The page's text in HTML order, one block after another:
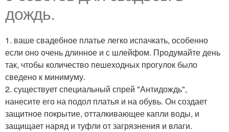
дождь.
1. ваше свадебное платье легко испачкать, особенно
если оно очень длинное и с шлейфом. Продумайте день
так, чтобы количество пешеходных прогулок было
сведено к минимуму.
2. существует специальный спрей "Антидождь",
нанесите его на подол платья и на обувь. Он создает
защитное покрытие, отталкивающее капли воды, и
защищает наряд и туфли от загрязнения и влаги.